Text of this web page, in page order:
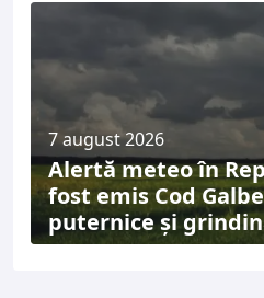
7 august 2026
Alertă meteo în
fost emis Cod
puternice și